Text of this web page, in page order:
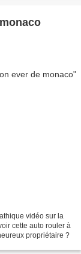
vidéo sur la
cette auto rouler à
propriétaire ?